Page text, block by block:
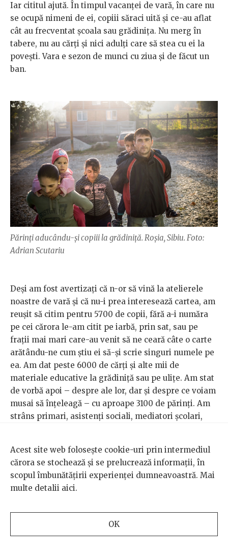
Iar cititul ajută. În timpul vacanței de vară, în care nu
se ocupă nimeni de ei, copiii săraci uită și ce-au aflat
cât au frecventat școala sau grădinița. Nu merg în
tabere, nu au cărți și nici adulți care să stea cu ei la
povești. Vara e sezon de munci cu ziua și de făcut un
ban.
Părinți aducându-și copiii la grădiniță. Roșia, Sibiu. Foto:
Adrian Scutariu
Deși am fost avertizați că n-or să vină la atelierele
noastre de vară și că nu-i prea interesează cartea, am
reușit să citim pentru 5700 de copii, fără a-i număra
pe cei cărora le-am citit pe iarbă, prin sat, sau pe
frații mai mari care-au venit să ne ceară câte o carte
arătându-ne cum știu ei să-și scrie singuri numele pe
ea. Am dat peste 6000 de cărți și alte mii de
materiale educative la grădiniță sau pe ulițe. Am stat
de vorbă apoi – despre ale lor, dar și despre ce voiam
musai să înțeleagă – cu aproape 3100 de părinți. Am
strâns primari, asistenți sociali, mediatori școlari,
unde-ar putea veni schimbarea. Am dat concluziile
mai departe către autoritățile județene, am arătat cu
cifre care sunt nevoile și unde sunt urgențele. Pe
ultimul slide al fiecarui powerpoint erau fotografii ale
Acest site web folosește cookie-uri prin intermediul
cărora se stochează și se prelucrează informații, în
scopul îmbunătățirii experienței dumneavoastră. Mai
multe detalii aici.
OK